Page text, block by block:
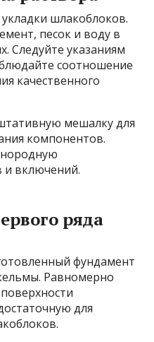
шлакоблоков.
песок и воду в
Следуйте указаниям
соотношение
качественного
мешалку для
компонентов.
и включений.
ряда
фундамент
Равномерно
для